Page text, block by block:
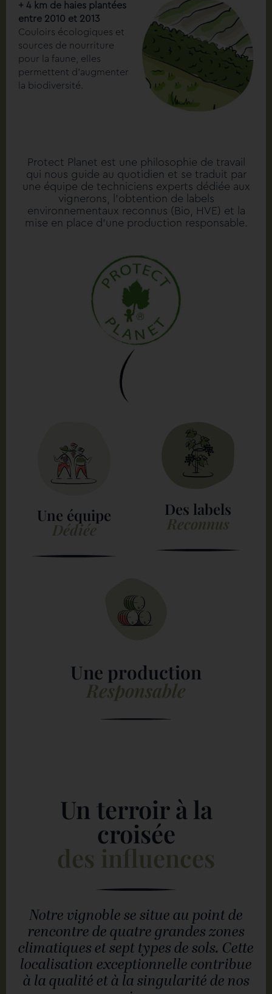
+ 4 km de haies plantées
entre 2010 et 2013
Couloirs écologiques et
sources de nourriture
pour la faune, elles
permettent d’augmenter
la biodiversité.
Protect Planet est une philosophie de travail
qui nous guide au quotidien et se traduit par
une équipe de techniciens experts dédiée aux
vignerons, l’obtention de labels
environnementaux reconnus (Bio, HVE) et la
mise en place d’une production responsable.
Une équipe
Dédiée
Des labels
Reconnus
Une production
Responsable
Un terroir à la
croisée
des influences
Notre vignoble se situe au point de
rencontre de quatre grandes zones
climatiques et sept types de sols. Cette
localisation exceptionnelle contribue
à la qualité et à la singularité de nos